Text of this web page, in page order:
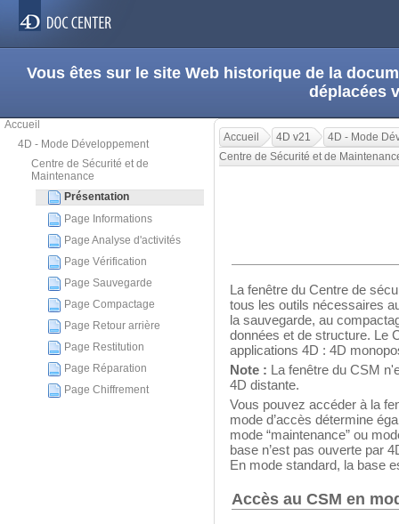
Vous êtes sur le site Web historique de la
déplacées
Accueil
4D - Mode Développement
Centre de Sécurité et de
Maintenance
Présentation
Page Informations
Page Analyse d'activités
Page Vérification
Page Sauvegarde
Page Compactage
Page Retour arrière
Page Restitution
Page Réparation
Page Chiffrement
Accueil 4D v21
4D - Mode
Centre de Sécurité et de
La fenêtre du Centre de
tous les outils nécessaires
la sauvegarde, au
données et de structure. Le
applications 4D : 4D
Note : La fenêtre du CSM
4D distante.
Vous pouvez accéder à la
mode d’accès détermine
mode “maintenance” ou
base n’est pas ouverte par
En mode standard, la base
Accès au CSM en